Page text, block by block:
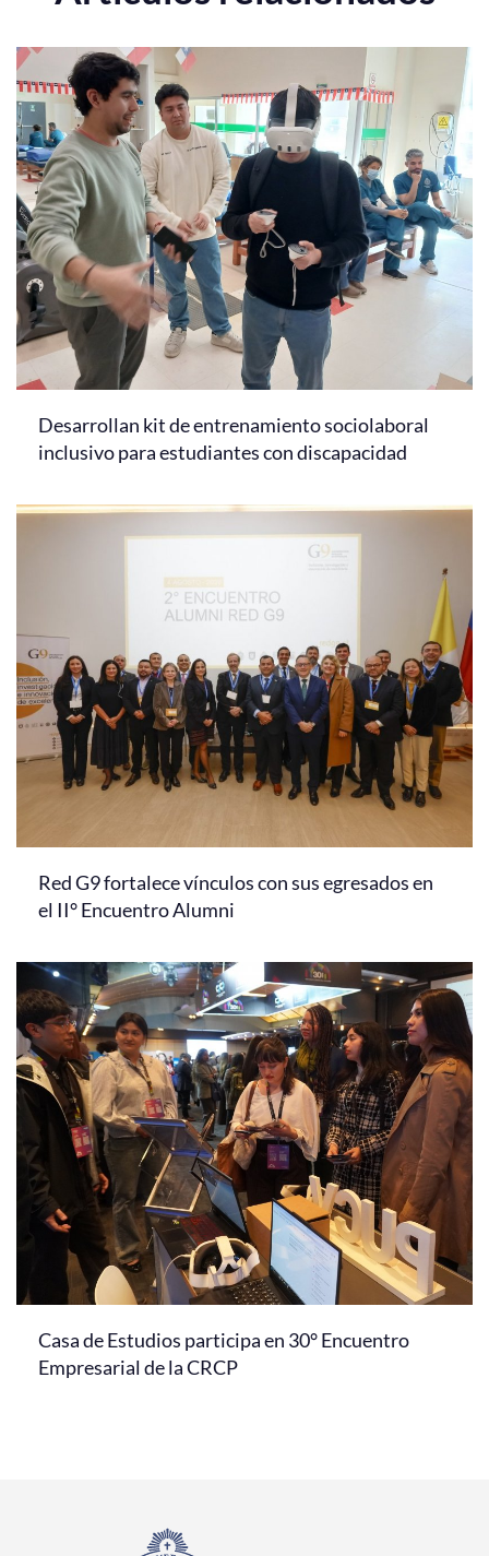
Desarrollan kit de entrenamiento sociolaboral
inclusivo para estudiantes con discapacidad
Red G9 fortalece vínculos con sus egresados en
el II° Encuentro Alumni
Casa de Estudios participa en 30° Encuentro
Empresarial de la CRCP